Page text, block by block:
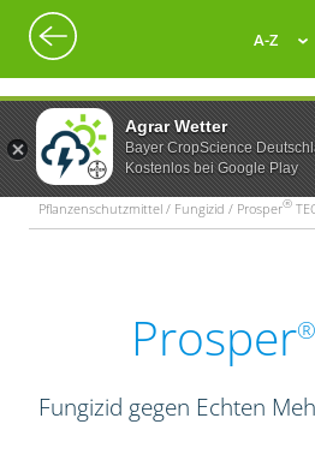
Agrar Wetter
Bayer CropScience
Kostenlos bei Google Play
A-Z
Pflanzenschutzmittel / Fungizid / Prosper®
Prosper®
Fungizid gegen Echten